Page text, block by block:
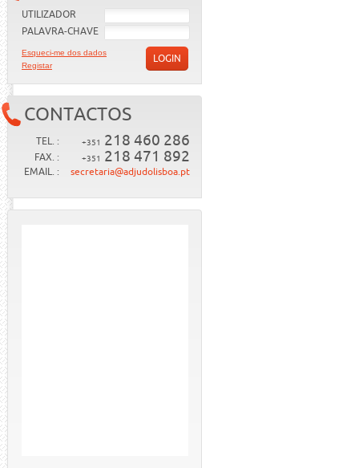
UTILIZADOR
PALAVRA-CHAVE
LOGIN
Esqueci-me dos dados
Registar
CONTACTOS
TEL. : +351 218 460 286
FAX. : +351 218 471 892
EMAIL. : secretaria@adjudolisboa.pt